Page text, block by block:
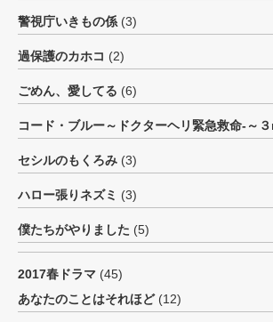
警視庁いきもの係 (3)
過保護のカホコ (2)
ごめん、愛してる (6)
コード・ブルー～ドクターヘリ緊急救命-～
セシルのもくろみ (3)
ハロー張りネズミ (3)
僕たちがやりました (5)
2017春ドラマ (45)
あなたのことはそれほど(12)